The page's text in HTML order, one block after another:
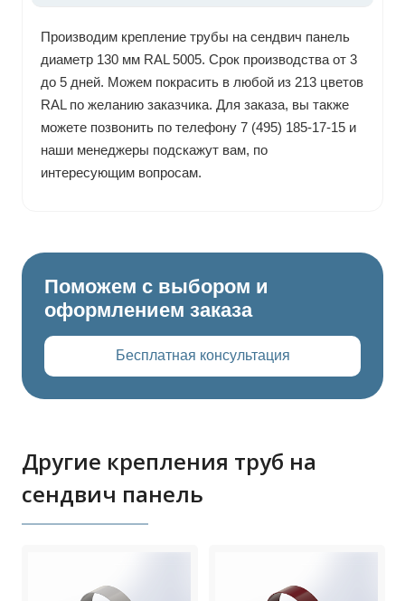
Производим крепление трубы на сендвич панель
диаметр 130 мм RAL 5005. Срок производства от 3
до 5 дней. Можем покрасить в любой из 213 цветов
RAL по желанию заказчика. Для заказа, вы также
можете позвонить по телефону 7 (495) 185-17-15 и
наши менеджеры подскажут вам, по
интересующим вопросам.
Поможем с выбором и
оформлением заказа
Бесплатная консультация
Другие крепления труб на
сендвич панель